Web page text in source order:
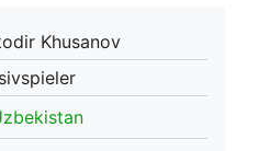
Khusanov